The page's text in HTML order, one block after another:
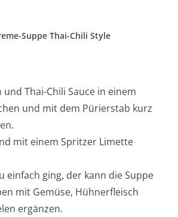
Suppe Thai-Chili Style
und Thai-Chili Sauce in einem
und mit dem Pürierstab kurz
mit einem Spritzer Limette
einfach ging, der kann die Suppe
mit Gemüse, Hühnerfleisch
ergänzen.